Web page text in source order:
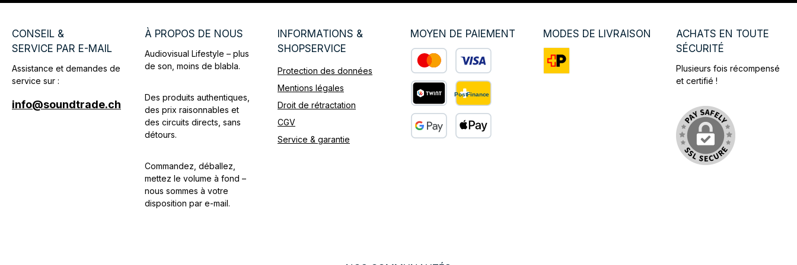
radio Internet et la radio DAB+.
CONSEIL &
SERVICE PAR E-MAIL
Assistance et demandes de
service sur :
info@soundtrade.ch
À PROPOS DE NOUS
Audiovisual Lifestyle – plus
de son, moins de blabla.
Des produits authentiques,
des prix raisonnables et
des circuits directs, sans
détours.
Commandez, déballez,
mettez le volume à fond –
nous sommes à votre
disposition par e-mail.
INFORMATIONS &
SHOPSERVICE
Protection des données
Mentions légales
Droit de rétractation
CGV
Service & garantie
MOYEN DE PAIEMENT
Custom image 1
Custom image 2
MODES DE LIVRAISON
ACHATS EN TOUTE
SÉCURITÉ
Plusieurs fois récompensé
et certifié !